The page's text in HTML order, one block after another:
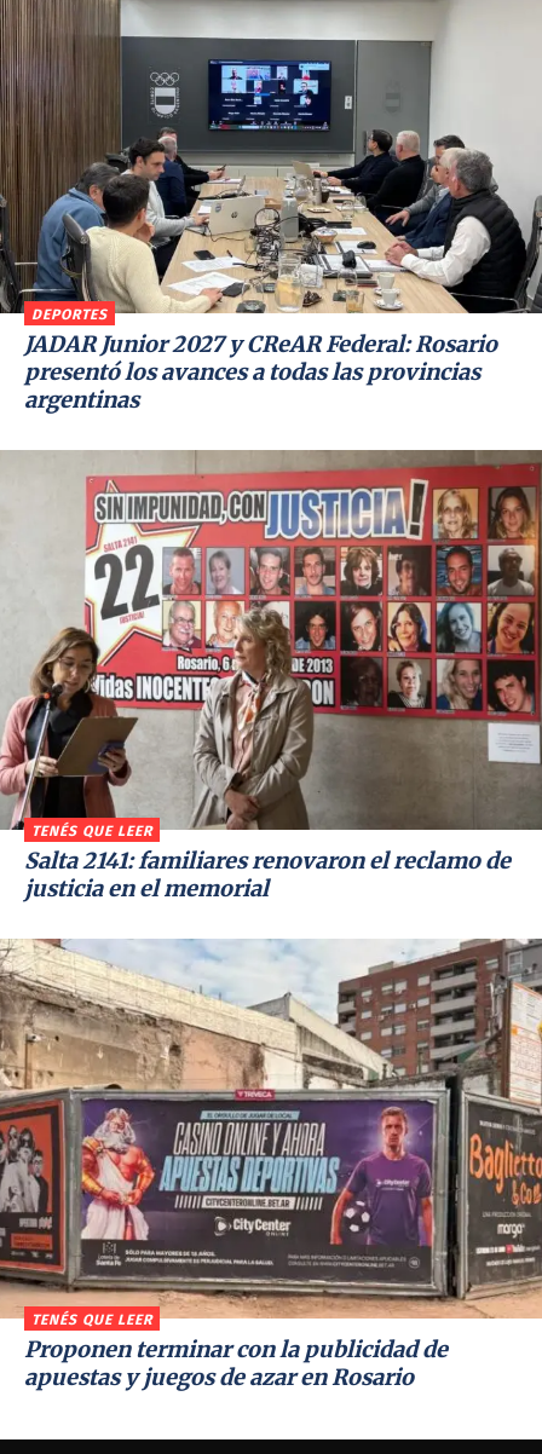
DEPORTES
JADAR Junior 2027 y CReAR Federal: Rosario
presentó los avances a todas las provincias
argentinas
TENÉS QUE LEER
Salta 2141: familiares renovaron el reclamo de
justicia en el memorial
TENÉS QUE LEER
Proponen terminar con la publicidad de
apuestas y juegos de azar en Rosario